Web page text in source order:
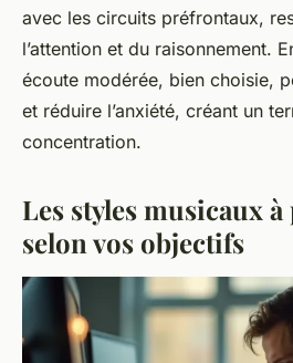
avec les circuits préfrontaux,
l’attention et du raisonnement.
écoute modérée, bien choisie,
et réduire l’anxiété, créant un
concentration.
Les styles musicaux
selon vos objectifs